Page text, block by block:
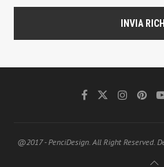
@2017 - PenciDesign. All Right Reserved.